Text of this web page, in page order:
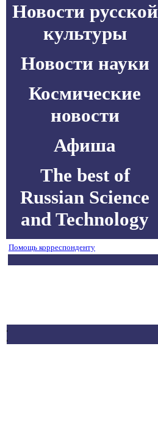
Новости русской
культуры
Новости науки
Космические
новости
Афиша
The best of
Russian Science
and Technology
Помощь корреспонденту